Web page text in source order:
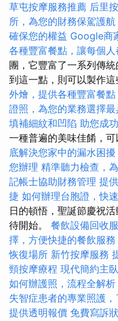
草屯按摩服務推薦 后里
所，為您的財務保駕護航
確保您的權益 Google商
各種豐富餐點，讓每個
團，它豐富了一系列傳
到這一點，則可以製作
外燴，提供各種豐富餐
證照，為您的業務選擇
填補細紋和凹陷 助您成
一種普遍的美味佳餚，可
底解決您家中的漏水困擾
您辦理 精準聽力檢查，
記帳士協助財務管理 提
捷 如何辦理台胞證，快
日的頓悟，聖誕節慶祝
待開始。 餐飲設備回收
擇，方便快捷的餐飲服務
恢復場所 新竹按摩服務
頸按摩療程 現代簡約主
如何辦護照，流程全解析
失智症患者的專業照護
提供透明報價 免費寫訴